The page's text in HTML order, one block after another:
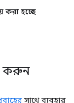
করা হচ্ছে
করুন
সাথে ব্যবহার